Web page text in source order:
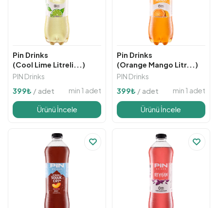
Pin Drinks
(Cool Lime Litreli...)
PIN Drinks
399₺/ adet min 1 adet
Ürünü İncele
Pin Drinks
(Orange Mango Litr...)
PIN Drinks
399₺/ adet min 1 adet
Ürünü İncele